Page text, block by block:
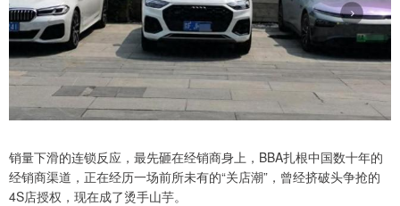
销量下滑的连锁反应，最先砸在经销商身上，BBA扎根中国数十年的
经销商渠道，正在经历一场前所未有的“关店潮”，曾经挤破头争抢的
4S店授权，现在成了烫手山芋。